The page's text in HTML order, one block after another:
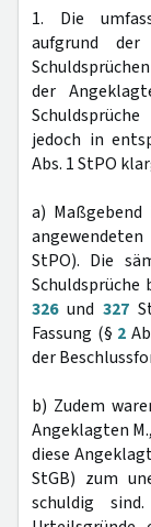
1. Die
aufgrund
der
jedoch in
Abs. 1 StPO
a)
StPO). Die
Schuldsprüche
326und 327
Fassung (§ 2
der
b) Zudem
Angeklagten
diese
StGB) zum
schuldig